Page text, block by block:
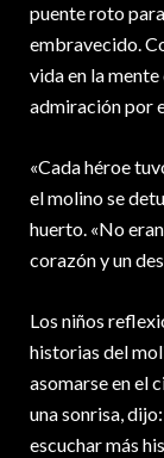
puente roto
embravecido.
vida en la
admiración por
«Cada héroe
el molino se
huerto. «No
corazón y un
Los niños
historias del
asomarse en el
una sonrisa,
escuchar más